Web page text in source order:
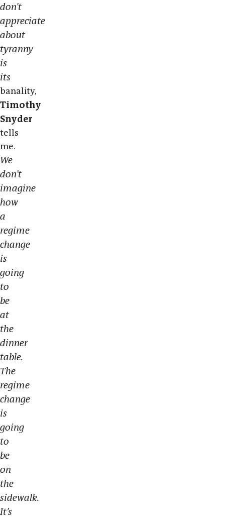
don’t
appreciate
about
tyranny
is
its
banality,
Timothy
Snyder
tells
me.
We
don’t
imagine
how
a
regime
change
is
going
to
be
at
the
dinner
table.
The
regime
change
is
going
to
be
on
the
sidewalk.
It’s